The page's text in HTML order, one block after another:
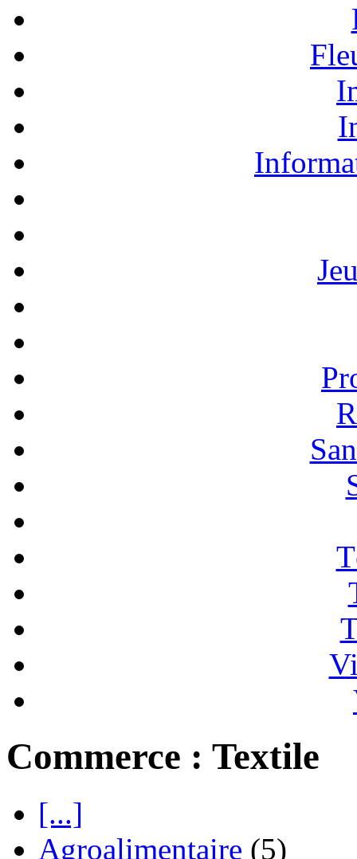
Commerce : Textile
[...]
Agroalimentaire (5)